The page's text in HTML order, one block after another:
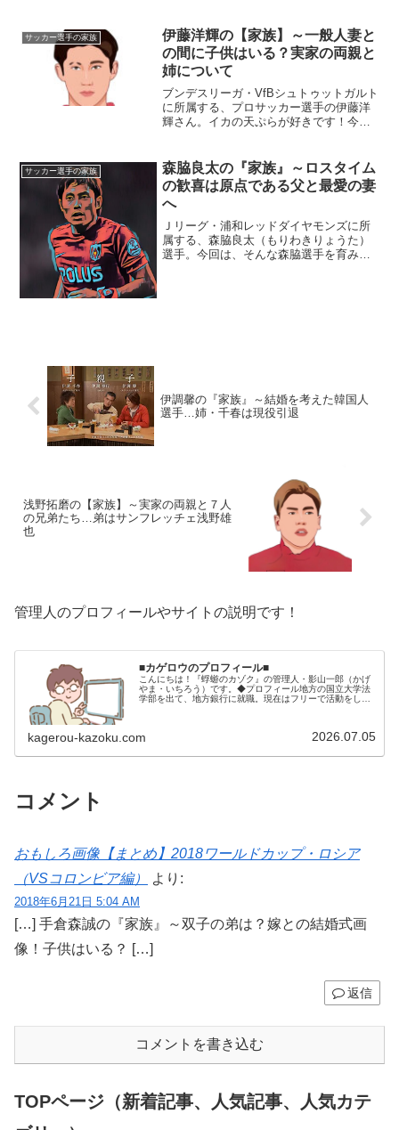
年月日：1998年〈平成10年〉6月16日身
長体重：172c...
サッカー選手の家族
伊藤洋輝の【家族】～一般人妻と
の間に子供はいる？実家の両親と
姉について
ブンデスリーガ・VfBシュトゥットガルト
に所属する、プロサッカー選手の伊藤洋
輝さん。イカの天ぷらが好きです！今回
う・ひろき）生年月日：1999年〈平成11
年〉5月12日...
サッカー選手の家族
森脇良太の『家族』～ロスタイム
の歓喜は原点である父と最愛の妻
へ
Ｊリーグ・浦和レッドダイヤモンズに所
属する、森脇良太（もりわきりょうた）
選手。今回は、そんな森脇選手を育み、
伊調馨の『家族』～結婚を考えた韓国人
選手…姉・千春は現役引退
浅野拓磨の【家族】～実家の両親と７人
の兄弟たち…弟はサンフレッチェ浅野雄
也
管理人のプロフィールやサイトの説明です！
■カゲロウのプロフィール■
こんにちは！『蜉蝣のカゾク』の管理人・影山一郎（かげ
やま・いちろう）です。◆プロフィール地方の国立大学法
学部を出て、地方銀行に就職。現在はフリーで活動をして
kagerou-kazoku.com 2026.07.05
コメント
おもしろ画像【まとめ】2018ワールドカップ・ロシア
（VSコロンビア編）
より:
2018年6月21日 5:04 AM
[…] 手倉森誠の『家族』～双子の弟は？嫁との結婚式画
像！子供はいる？ […]
返信
コメントを書き込む
TOPページ（新着記事、人気記事、人気カテ